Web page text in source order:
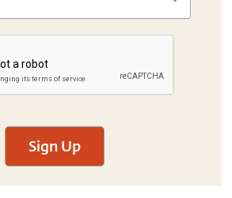
Sign Up